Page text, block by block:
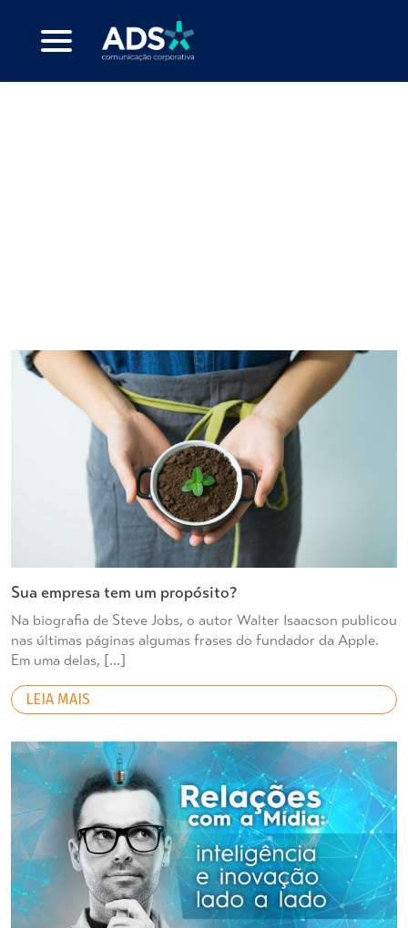
Sua empresa tem um propósito?
Na biografia de Steve Jobs, o autor Walter Isaacson publicou
nas últimas páginas algumas frases do fundador da Apple.
Em uma delas, […]
LEIA MAIS